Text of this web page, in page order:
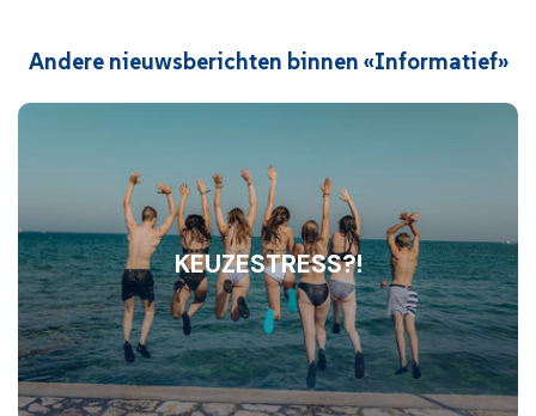
Andere nieuwsberichten binnen «Informatief»
KEUZESTRESS?!